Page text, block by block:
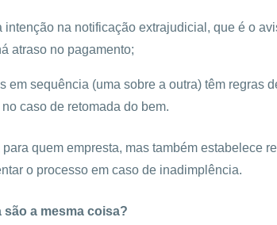
na notificação extrajudicial, que é o
atraso no pagamento;
em sequência (uma sobre a outra) têm regras
caso de retomada do bem.
quem empresta, mas também estabelece
o processo em caso de inadimplência.
a mesma coisa?